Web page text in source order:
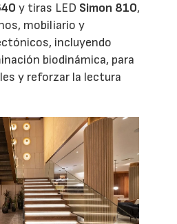
y tiras LED Simon 810,
mobiliario y
incluyendo
biodinámica, para
y reforzar la lectura